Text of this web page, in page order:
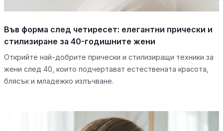
Във форма след четиресет: елегантни прически и
стилизиране за 40-годишните жени
Открийте най-добрите прически и стилизиращи техники за
жени след 40, които подчертават естествената красота,
блясък и младежко излъчване.